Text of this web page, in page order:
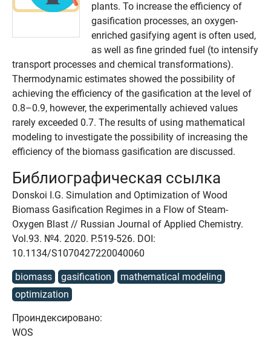
plants. To increase the efficiency of
gasification processes, an oxygen-
enriched gasifying agent is often used,
as well as fine grinded fuel (to intensify
transport processes and chemical transformations).
Thermodynamic estimates showed the possibility of
achieving the efficiency of the gasification at the level of
0.8–0.9, however, the experimentally achieved values
rarely exceeded 0.7. The results of using mathematical
modeling to investigate the possibility of increasing the
efficiency of the biomass gasification are discussed.
Библиографическая ссылка
Donskoi I.G. Simulation and Optimization of Wood
Biomass Gasification Regimes in a Flow of Steam-
Oxygen Blast // Russian Journal of Applied Chemistry.
Vol.93. №4. 2020. P.519-526. DOI:
10.1134/S1070427220040060
biomass gasification
mathematical modeling
optimization
Проиндексировано:
WOS